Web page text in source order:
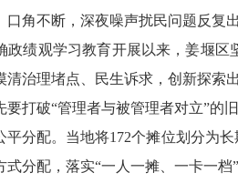
口角不断，深夜噪声扰民问题反复
政绩观学习教育开展以来，姜堰
清治理堵点、民生诉求，创新探索
要打破“管理者与被管理者对立”的
平分配。当地将172个摊位划分为
式分配，落实“一人一摊、一卡一